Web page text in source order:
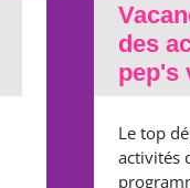
des
pep's
Le top
activités